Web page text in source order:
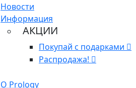
Новости
Информация
АКЦИИ
Покупай с подарками
Распродажа!
О Prology